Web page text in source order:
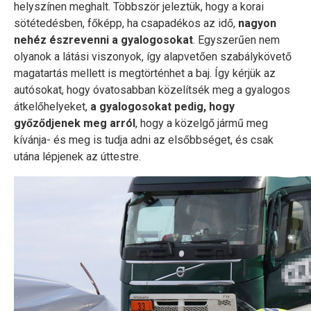
helyszínen meghalt. Többször jeleztük, hogy a korai
sötétedésben, főképp, ha csapadékos az idő, nagyon
nehéz észrevenni a gyalogosokat. Egyszerűen nem
olyanok a látási viszonyok, így alapvetően szabálykövető
magatartás mellett is megtörténhet a baj. Így kérjük az
autósokat, hogy óvatosabban közelítsék meg a gyalogos
átkelőhelyeket, a gyalogosokat pedig, hogy
győződjenek meg arról, hogy a közelgő jármű meg
kívánja- és meg is tudja adni az elsőbbséget, és csak
utána lépjenek az úttestre.